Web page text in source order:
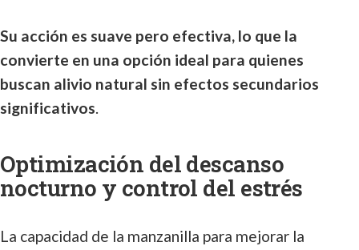
Su acción es suave pero efectiva, lo que la
convierte en una opción ideal para quienes
buscan alivio natural sin efectos secundarios
significativos.
Optimización del descanso
nocturno y control del estrés
La capacidad de la manzanilla para mejorar la